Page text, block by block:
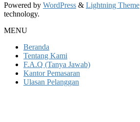
Powered by WordPress & Lightning Theme
technology.
MENU
Beranda
Tentang Kami
F.A.Q (Tanya Jawab)
Kantor Pemasaran
Ulasan Pelanggan